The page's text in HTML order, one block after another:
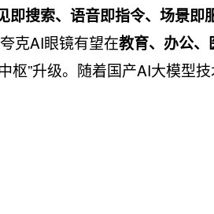
即搜索、语音即指令、场景即
克AI眼镜有望在教育、办公、
枢”升级。随着国产AI大模型